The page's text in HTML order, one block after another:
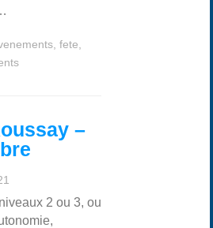
,fete
–
2 ou 3, ou